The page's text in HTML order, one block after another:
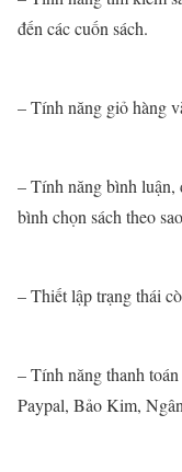
đến các cuốn sách.
– Tính năng giỏ hàng
– Tính năng bình luận,
bình chọn sách theo
– Thiết lập trạng thái
– Tính năng thanh
Paypal, Bảo Kim,